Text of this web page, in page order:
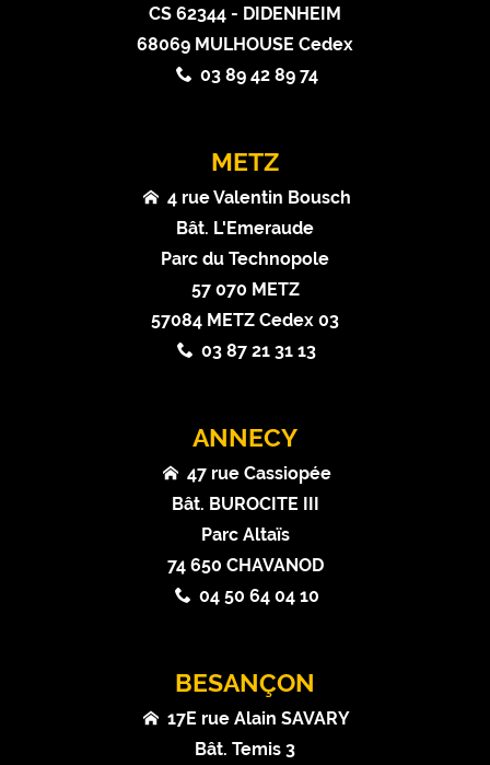
CS 62344 - DIDENHEIM
68069 MULHOUSE Cedex
03 89 42 89 74
METZ
4 rue Valentin Bousch
Bât. L'Emeraude
Parc du Technopole
57 070 METZ
57084 METZ Cedex 03
03 87 21 31 13
ANNECY
47 rue Cassiopée
Bât. BUROCITE III
Parc Altaïs
74 650 CHAVANOD
04 50 64 04 10
BESANÇON
17E rue Alain SAVARY
Bât. Temis 3